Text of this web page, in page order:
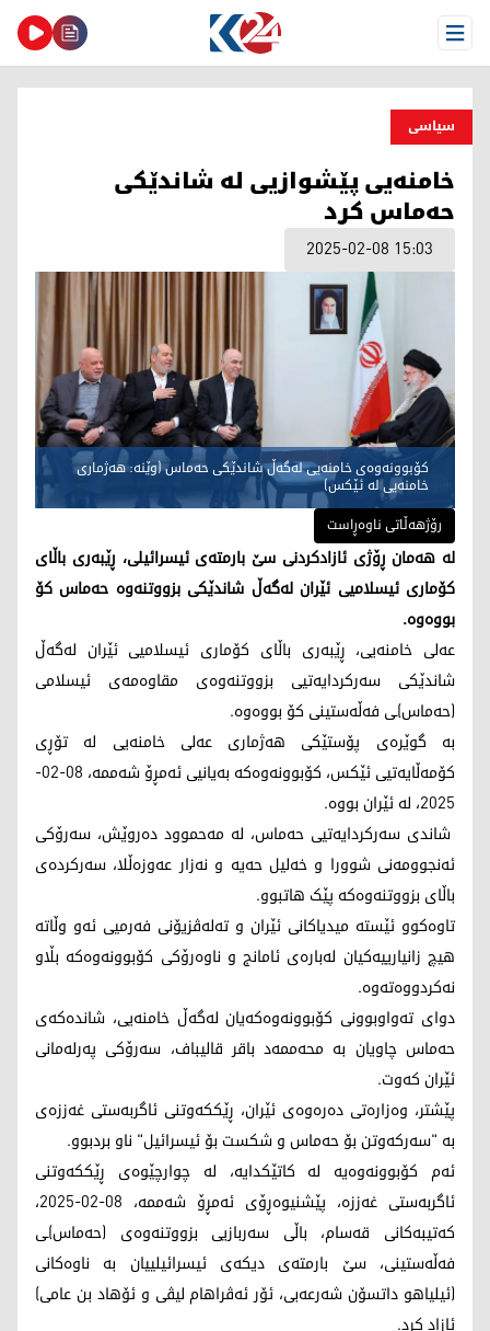
Open Menu
سیاسی
خامنەیی پێشوازیی لە شاندێکی
حەماس کرد
2025-02-08 15:03
کۆبوونەوەی خامنەیی لەگەڵ شاندێکی حەماس (وێنە: هەژماری
خامنەیی لە ئێکس)
رۆژهەڵاتی ناوەڕاست
لە هەمان ڕۆژی ئازادکردنی سێ بارمتەی ئیسرائیلی، ڕێبەری باڵای
کۆماری ئیسلامیی ئێران لەگەڵ شاندێکی بزووتنەوە حەماس کۆ
بووەوە.
عەلی خامنەیی، ڕێبەری باڵای کۆماری ئیسلامیی ئێران لەگەڵ
شاندێکی سەرکردایەتیی بزووتنەوەی مقاوەمەی ئیسلامی
(حەماس)ـی فەڵەستینی کۆ بووەوە.
بە گوێرەی پۆستێکی هەژماری عەلی خامنەیی لە تۆڕی
کۆمەڵایەتیی ئێکس، کۆبوونەوەکە بەیانیی ئەمڕۆ شەممە، 08-02-
2025، لە ئێران بووە.
شاندی سەرکردایەتیی حەماس، لە مەحموود دەروێش، سەرۆکی
ئەنجوومەنی شوورا و خەلیل حەیە و نەزار عەوزەڵلا، سەرکردەی
باڵای بزووتنەوەکە پێک هاتبوو.
تاوەکوو ئێستە میدیاکانی ئێران و تەلەڤزیۆنی فەرمیی ئەو وڵاتە
هیچ زانیارییەکیان لەبارەی ئامانج و ناوەرۆکی کۆبوونەوەکە بڵاو
نەکردووەتەوە.
دوای تەواوبوونی کۆبوونەوەکەیان لەگەڵ خامنەیی، شاندەکەی
حەماس چاویان بە محەممەد باقر قالیباف، سەرۆکی پەرلەمانی
ئێران کەوت.
پێشتر، وەزارەتی دەرەوەی ئێران، ڕێککەوتنی ئاگربەستی غەززەی
بە "سەرکەوتن بۆ حەماس و شکست بۆ ئیسرائیل" ناو بردبوو.
ئەم کۆبوونەوەیە لە کاتێکدایە، لە چوارچێوەی ڕێککەوتنی
ئاگربەستی غەززە، پێشنیوەڕۆی ئەمڕۆ شەممە، 08-02-2025،
کەتیبەکانی قەسام، باڵی سەربازیی بزووتنەوەی (حەماس)ـی
فەڵەستینی، سێ بارمتەی دیکەی ئیسرائیلییان بە ناوەکانی
(ئیلیاهو داتسۆن شەرعەبی، ئۆر ئەڤراهام لیڤی و ئۆهاد بن عامی)